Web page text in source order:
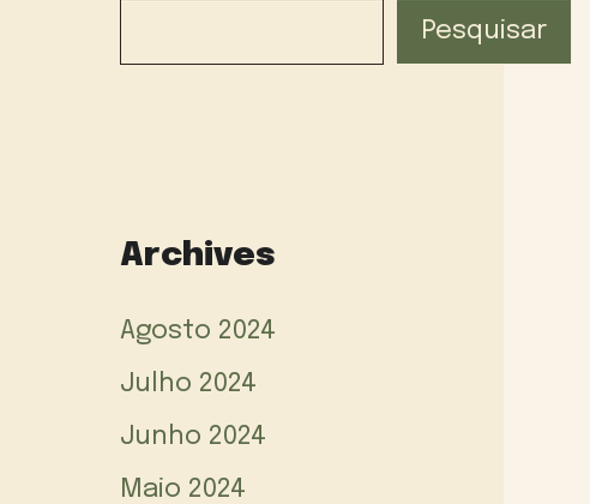
Pesquisar
Archives
Agosto 2024
Julho 2024
Junho 2024
Maio 2024